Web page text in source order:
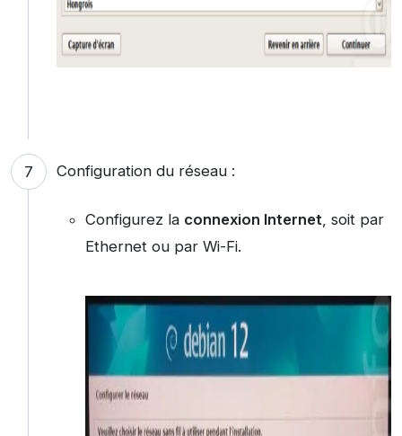
Configuration du réseau :
Configurez la connexion Internet, soit par
Ethernet ou par Wi-Fi.